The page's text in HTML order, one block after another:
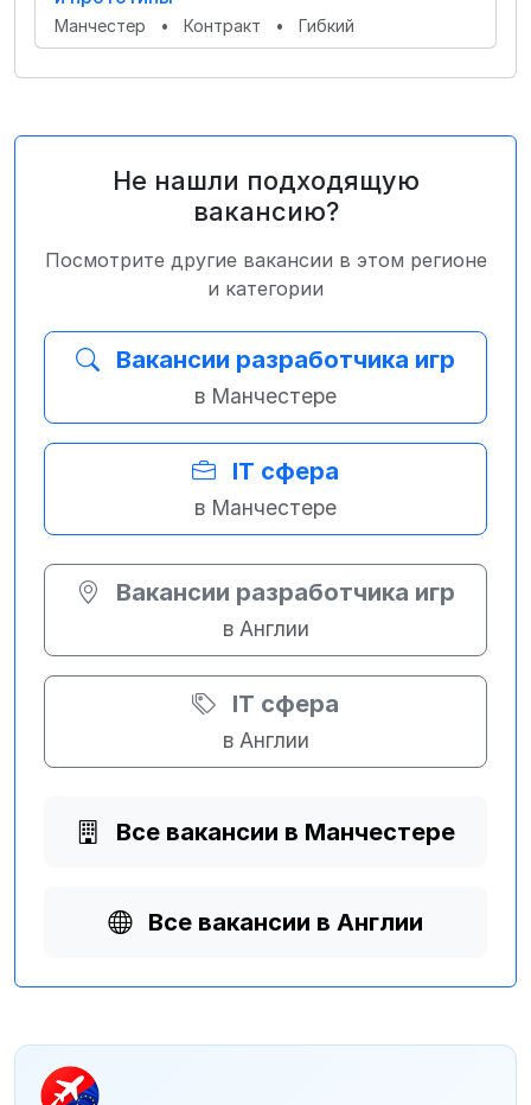
Манчестер • Контракт • Гибкий
Не нашли подходящую
вакансию?
Посмотрите другие вакансии в этом регионе
и категории
Вакансии разработчика игр
в Манчестере
IT сфера
в Манчестере
Вакансии разработчика игр
в Англии
IT сфера
в Англии
Все вакансии в Манчестере
Все вакансии в Англии